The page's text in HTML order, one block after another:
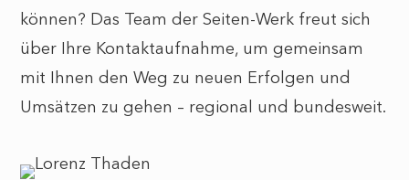
können? Das Team der Seiten-Werk freut sich
über Ihre Kontaktaufnahme, um gemeinsam
mit Ihnen den Weg zu neuen Erfolgen und
Umsätzen zu gehen – regional und bundesweit.